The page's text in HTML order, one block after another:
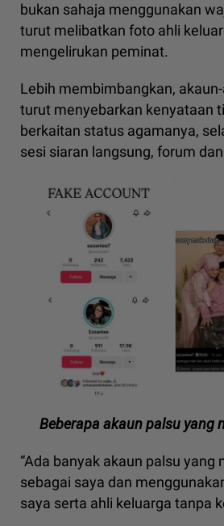
bukan sahaja menggunakan
turut melibatkan foto ahli
mengelirukan peminat.
Lebih membimbangkan,
turut menyebarkan kenyataan
berkaitan status agamanya,
sesi siaran langsung, forum
Beberapa akaun palsu yang
“Ada banyak akaun palsu yang
sebagai saya dan
saya serta ahli keluarga tanpa